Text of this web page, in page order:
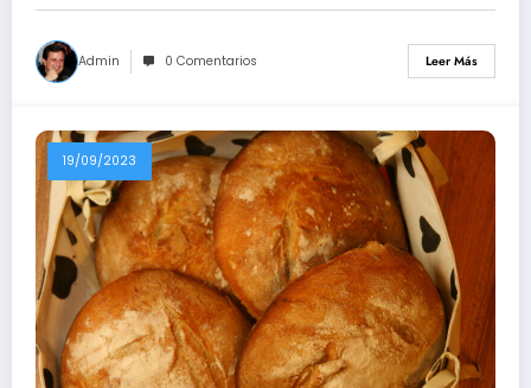
Admin 0 Comentarios Leer Más
19/09/2023